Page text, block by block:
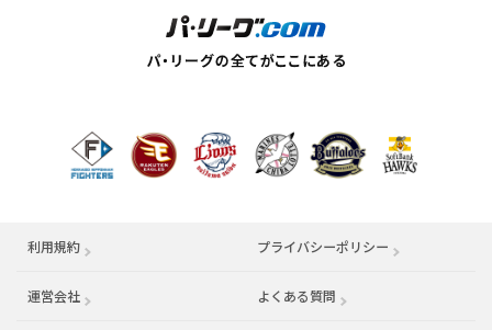
利用規約 プライバシーポリシー
運営会社 （別ウィンドウで開く） よくある質問